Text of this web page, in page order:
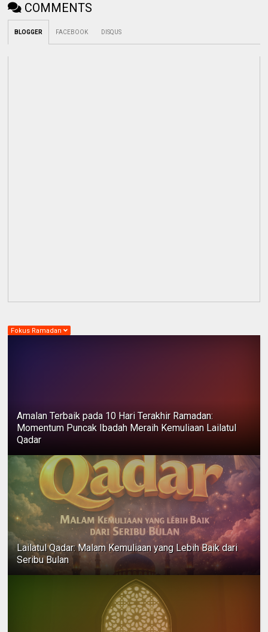
COMMENTS
BLOGGER FACEBOOK DISQUS
Fokus Ramadan
Amalan Terbaik pada 10 Hari Terakhir Ramadan:
Momentum Puncak Ibadah Meraih Kemuliaan Lailatul
Qadar
Lailatul Qadar: Malam Kemuliaan yang Lebih Baik dari
Seribu Bulan